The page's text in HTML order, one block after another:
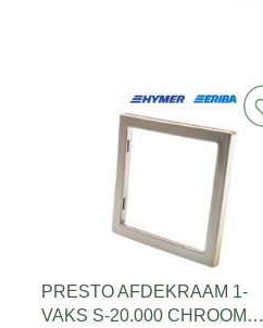
PRESTO AFDEKRAAM 1-
VAKS S-20.000 CHROOM